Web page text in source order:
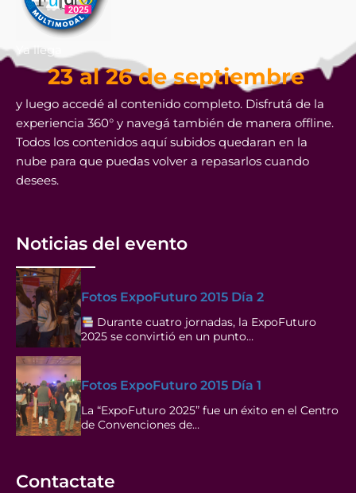
Ya llega
23 al 26 de septiembre
y luego accedé al contenido completo. Disfrutá de la
experiencia 360° y navegá también de manera offline.
Todos los contenidos aquí subidos quedaran en la
nube para que puedas volver a repasarlos cuando
desees.
Noticias del evento
Fotos ExpoFuturo 2015 Día 2
Durante cuatro jornadas, la ExpoFuturo
2025 se convirtió en un punto…
Fotos ExpoFuturo 2015 Día 1
La “ExpoFuturo 2025” fue un éxito en el Centro
de Convenciones de…
Contactate